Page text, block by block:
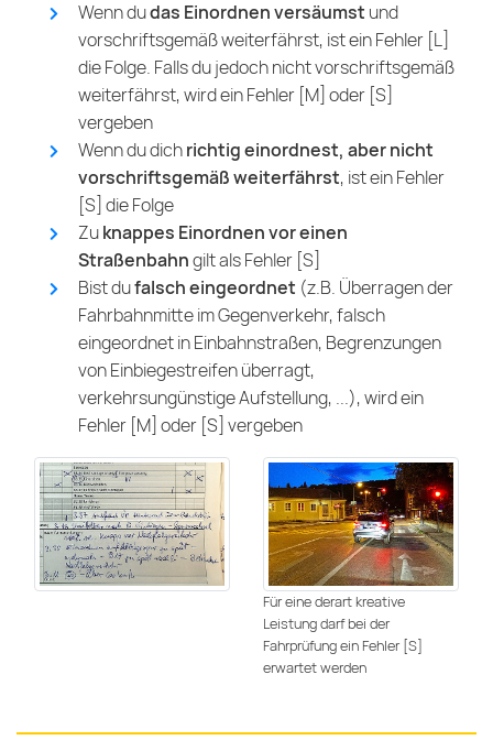
Wenn dudas Einordnen versäumst und
vorschriftsgemäß weiterfährst, ist ein Fehler [L]
die Folge. Falls du jedoch nicht vorschriftsgemäß
weiterfährst, wird ein Fehler [M] oder [S]
vergeben
Wenn du dichrichtig einordnest, aber nicht
vorschriftsgemäß weiterfährst, ist ein Fehler
[S] die Folge
Zuknappes Einordnen vor einen
Straßenbahngilt als Fehler [S]
Bist dufalsch eingeordnet (z.B. Überragen der
Fahrbahnmitte im Gegenverkehr, falsch
eingeordnet in Einbahnstraßen, Begrenzungen
von Einbiegestreifen überragt,
verkehrsungünstige Aufstellung, ...), wird ein
Fehler [M] oder [S] vergeben
Für eine derart kreative
Leistung darf bei der
Fahrprüfung ein Fehler [S]
erwartet werden